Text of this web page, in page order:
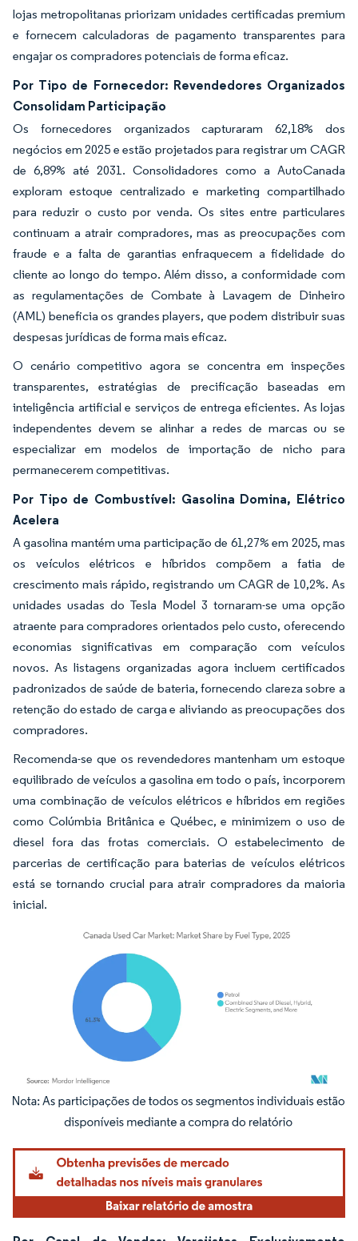
lojas metropolitanas priorizam unidades certificadas premium
e fornecem calculadoras de pagamento transparentes para
engajar os compradores potenciais de forma eficaz.
Por Tipo de Fornecedor: Revendedores Organizados
Consolidam Participação
Os fornecedores organizados capturaram 62,18% dos
negócios em 2025 e estão projetados para registrar um CAGR
de 6,89% até 2031. Consolidadores como a AutoCanada
exploram estoque centralizado e marketing compartilhado
para reduzir o custo por venda. Os sites entre particulares
continuam a atrair compradores, mas as preocupações com
fraude e a falta de garantias enfraquecem a fidelidade do
cliente ao longo do tempo. Além disso, a conformidade com
as regulamentações de Combate à Lavagem de Dinheiro
(AML) beneficia os grandes players, que podem distribuir suas
despesas jurídicas de forma mais eficaz.
O cenário competitivo agora se concentra em inspeções
transparentes, estratégias de precificação baseadas em
inteligência artificial e serviços de entrega eficientes. As lojas
independentes devem se alinhar a redes de marcas ou se
especializar em modelos de importação de nicho para
permanecerem competitivas.
Por Tipo de Combustível: Gasolina Domina, Elétrico
Acelera
A gasolina mantém uma participação de 61,27% em 2025, mas
os veículos elétricos e híbridos compõem a fatia de
crescimento mais rápido, registrando um CAGR de 10,2%. As
unidades usadas do Tesla Model 3 tornaram-se uma opção
atraente para compradores orientados pelo custo, oferecendo
economias significativas em comparação com veículos
novos. As listagens organizadas agora incluem certificados
padronizados de saúde de bateria, fornecendo clareza sobre a
retenção do estado de carga e aliviando as preocupações dos
compradores.
Recomenda-se que os revendedores mantenham um estoque
equilibrado de veículos a gasolina em todo o país, incorporem
uma combinação de veículos elétricos e híbridos em regiões
como Colúmbia Britânica e Québec, e minimizem o uso de
diesel fora das frotas comerciais. O estabelecimento de
parcerias de certificação para baterias de veículos elétricos
está se tornando crucial para atrair compradores da maioria
inicial.
Imagem © Mordor Intelligence. O reuso requer atribuição conforme CC BY 4.0.